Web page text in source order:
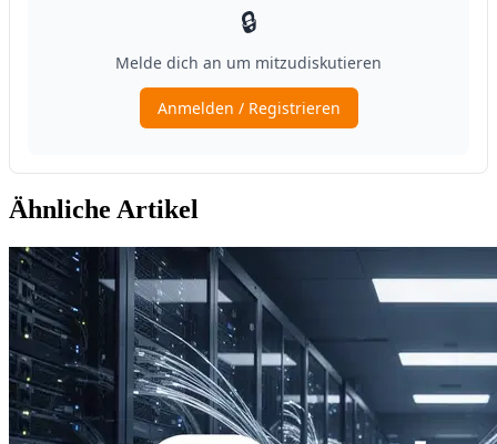
Ähnliche Artikel